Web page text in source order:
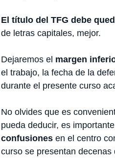
El título del TFG debe
de letras capitales, mejor.
Dejaremos el margen
el trabajo, la fecha de la
durante el presente curso
No olvides que es
pueda deducir, es
confusiones en el centro
curso se presentan